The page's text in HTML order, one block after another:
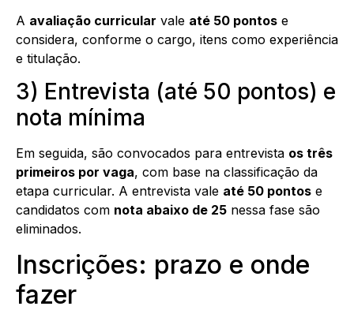
A avaliação curricular vale até 50 pontos e
considera, conforme o cargo, itens como experiência
e titulação.
3) Entrevista (até 50 pontos) e
nota mínima
Em seguida, são convocados para entrevista os três
primeiros por vaga, com base na classificação da
etapa curricular. A entrevista vale até 50 pontos e
candidatos com nota abaixo de 25 nessa fase são
eliminados.
Inscrições: prazo e onde
fazer